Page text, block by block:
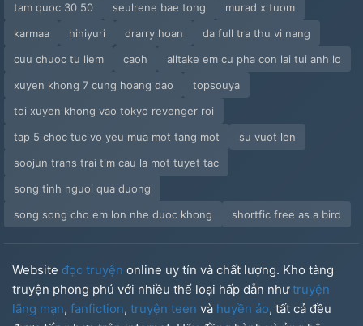
tam quoc 30 50
seulrene bae tong
murad x tuom
karmaa
hihiyuri drarry hoan
da full tra thu vi nang
cuu chuoc tu liem
caoh
alltake em cu pha con lai tui anh lo
xuyen khong 7 cung hoang dao
topsouya
toi xuyen khong vao tokyo revenger roi
tap 5 choc tuc vo yeu mua mot tang mot
su vuot len
soojun trans trai tim cau la mot tuyet tac
song tinh nguoi qua duong
song song cho em lon nhe duoc khong
shortfic free as a bird
Website đọc truyện online uy tín và chất lượng. Kho tàng
truyện phong phú với nhiều thể loại hấp dẫn nhưtruyện
lãng mạn, fanfiction, truyện teen và huyền ảo, tất cả đều